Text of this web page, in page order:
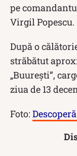
pe
Virgil Popescu.
După o
străbătut
„Buurești”,
ziua de 13
Foto: